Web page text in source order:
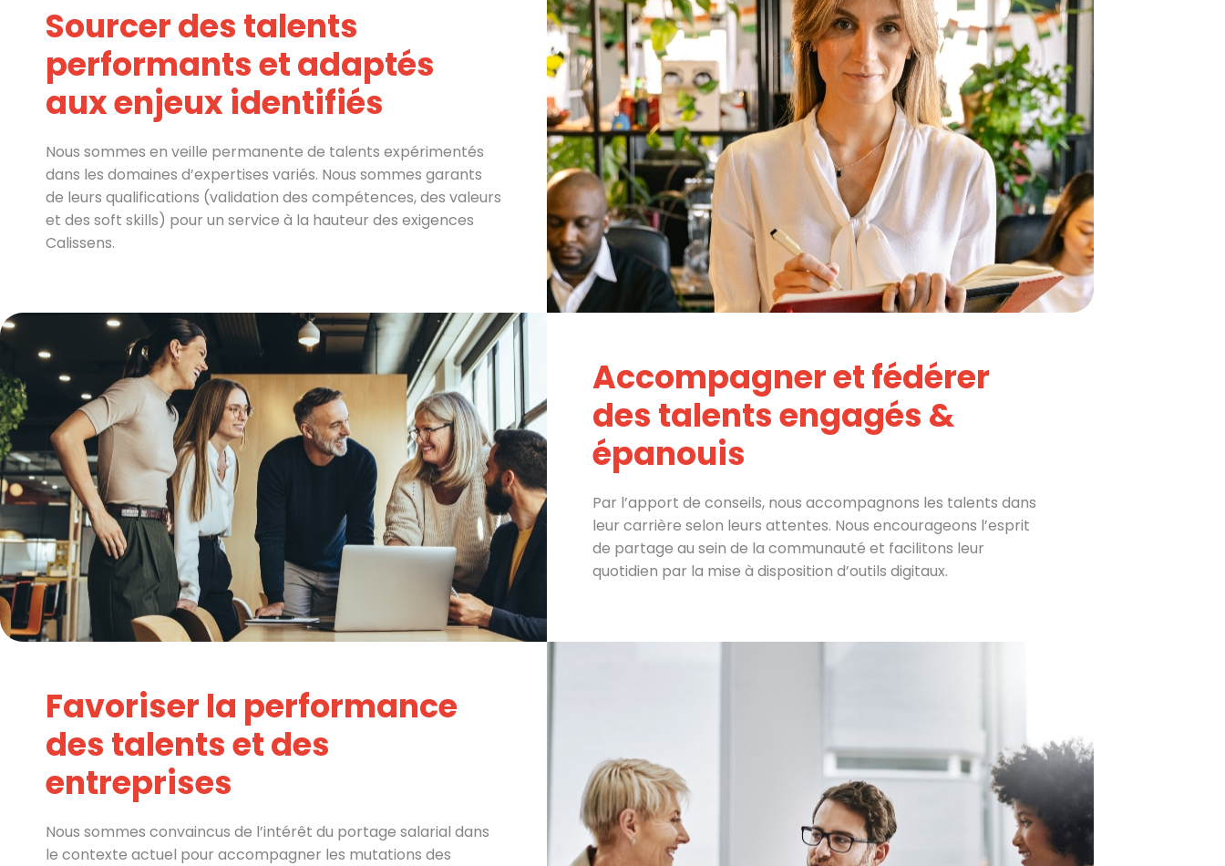
Sourcer des talents
performants et adaptés
aux enjeux identifiés
Nous sommes en veille permanente de talents expérimentés
dans les domaines d’expertises variés. Nous sommes garants
de leurs qualifications (validation des compétences, des valeurs
et des soft skills) pour un service à la hauteur des exigences
Calissens.
Accompagner et fédérer
des talents engagés &
épanouis
Par l’apport de conseils, nous accompagnons les talents dans
leur carrière selon leurs attentes. Nous encourageons l’esprit
de partage au sein de la communauté et facilitons leur
quotidien par la mise à disposition d’outils digitaux.
Favoriser la performance
des talents et des
entreprises
Nous sommes convaincus de l’intérêt du portage salarial dans
le contexte actuel pour accompagner les mutations des